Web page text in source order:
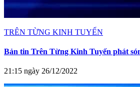
TRÊN TỪNG KINH TUYẾN
Bản tin Trên Từng Kinh Tuyến phát
21:15 ngày 26/12/2022